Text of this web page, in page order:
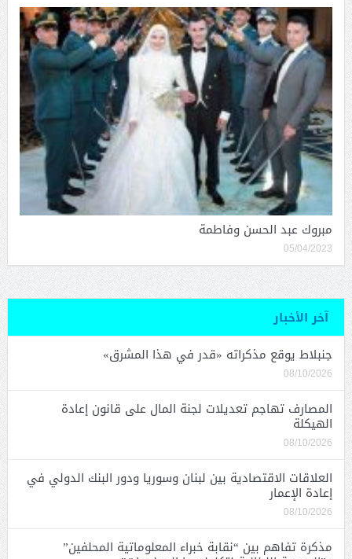
مبروك عبد الحسن وفاطمة
05/04/2023
آخر الأخبار
جنبلاط يوقع مذكراته «قدر في هذا المشرق»
08/10/2026
المصارف تهاجم تعديلات لجنة المال على قانون إعادة
الهيكلة
08/10/2026
العلاقات الاقتصادية بين لبنان وسوريا ودور البنك الدولي في
إعادة الإعمار
08/10/2026
مذكرة تفاهم بين “نقابة خبراء المعلوماتية المحلفين”